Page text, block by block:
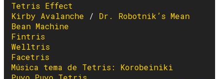
Tetris Effect
Kirby Avalanche / Dr. Robotnik’s Mean
Bean Machine
Fintris
Welltris
Facetris
Música tema de Tetris: Korobeiniki